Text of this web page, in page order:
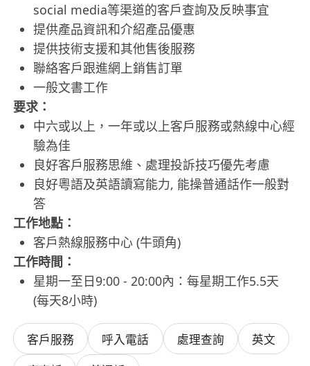
social media等渠道的客戶查詢及反映事宜
提供產品資訊和介紹產品優惠
提供技術支援和其他售後服務
聯絡客戶跟進網上銷售訂單
一般文書工作
要求：
中六或以上，一年或以上客戶服務或熱線中心經
驗為佳
良好客戶服務思維、處理投訴技巧優先考慮
良好粵語及英語讀寫能力, 能操普通話作一般對
答
工作地點：
客戶熱線服務中心 (牛頭角)
工作時間：
星期一至日9:00 - 20:00內：每星期工作5.5天
(每天8小時)
客戶服務 呼入電話 處理查詢
英文